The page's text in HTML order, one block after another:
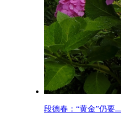
段德春：“黄金”仍要...